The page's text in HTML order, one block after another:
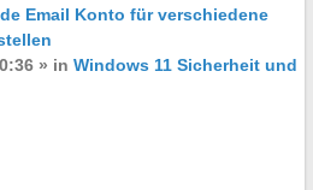
Email Konto für verschiedene
» in Windows 11 Sicherheit und